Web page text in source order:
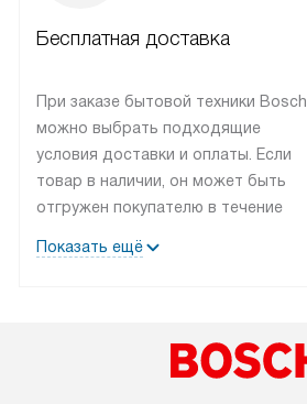
Бесплатная доставка
При заказе бытовой техники Bosch
можно выбрать подходящие
условия доставки и оплаты. Если
товар в наличии, он может быть
отгружен покупателю в течение
лейблом доставляется бесплатно
Показать ещё